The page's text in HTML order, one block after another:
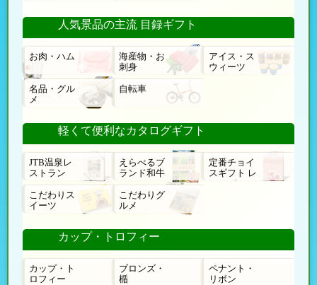
人気景品の主流 目録ギフト
お肉・ハム
海産物・お
刺身
アイス・ス
ウィーツ
名品・グル
メ
自転車
軽くて便利なカタログギフト
JTB温泉レ
ストラン
えらべるブ
ランド和牛
定番チョイ
スギフト レ
ローゼ
こだわりス
イーツ
こだわりグ
ルメ
カップ・トロフィー
カップ・ト
ロフィー
ブロンズ・
楯
ペナント・
リボン